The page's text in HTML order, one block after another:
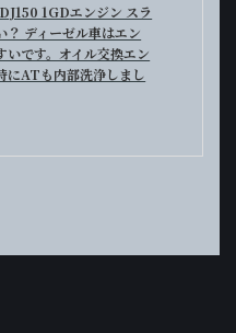
1GDエンジン スラ
？ ディーゼル車はエン
いです。オイル交換エン
にATも内部洗浄しまし